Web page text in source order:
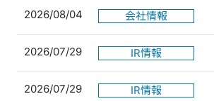
2026/08/04 会社情報
2026/07/29 IR情報
2026/07/29 IR情報